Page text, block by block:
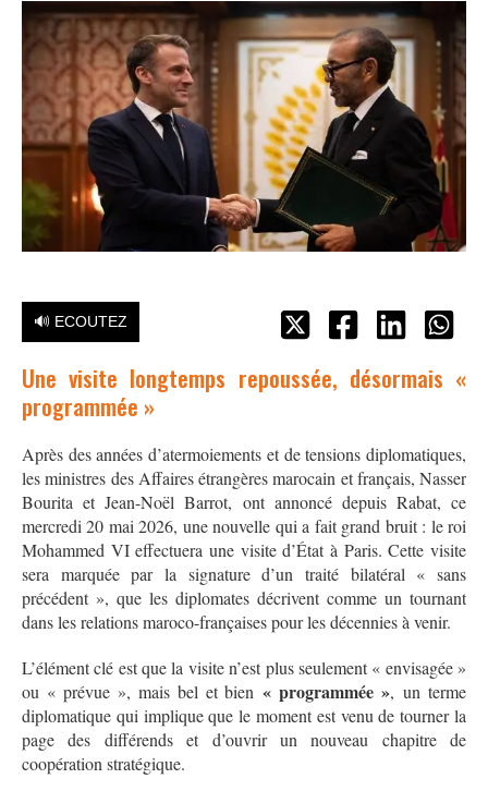
🔊 ECOUTEZ
Une visite longtemps repoussée, désormais «
programmée »
Après des années d’atermoiements et de tensions diplomatiques,
les ministres des Affaires étrangères marocain et français, Nasser
Bourita et Jean-Noël Barrot, ont annoncé depuis Rabat, ce
mercredi 20 mai 2026, une nouvelle qui a fait grand bruit : le roi
Mohammed VI effectuera une visite d’État à Paris. Cette visite
sera marquée par la signature d’un traité bilatéral « sans
précédent », que les diplomates décrivent comme un tournant
dans les relations maroco-françaises pour les décennies à venir.
L’élément clé est que la visite n’est plus seulement « envisagée »
ou « prévue », mais bel et bien« programmée », un terme
diplomatique qui implique que le moment est venu de tourner la
page des différends et d’ouvrir un nouveau chapitre de
coopération stratégique.